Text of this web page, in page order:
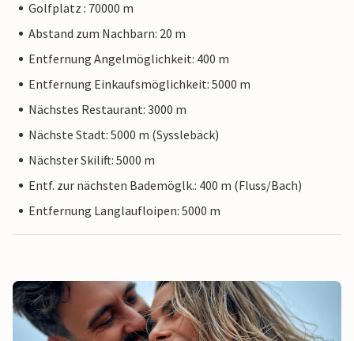
Golfplatz : 70000 m
Abstand zum Nachbarn: 20 m
Entfernung Angelmöglichkeit: 400 m
Entfernung Einkaufsmöglichkeit: 5000 m
Nächstes Restaurant: 3000 m
Nächste Stadt: 5000 m (Sysslebäck)
Nächster Skilift: 5000 m
Entf. zur nächsten Bademöglk.: 400 m (Fluss/Bach)
Entfernung Langlaufloipen: 5000 m